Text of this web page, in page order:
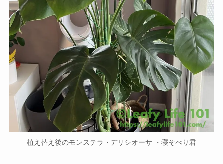
植え替え後のモンステラ・デリシオーサ ・寝そべり君